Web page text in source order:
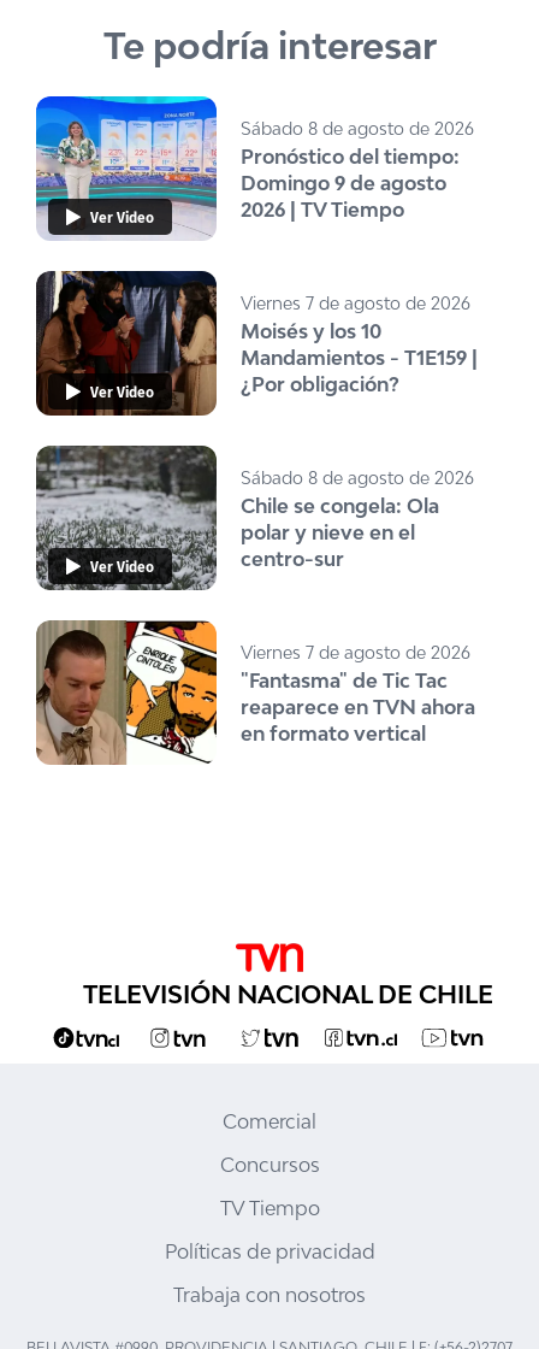
Te podría interesar
Ver Video
Sábado 8 de agosto de 2026
Pronóstico del tiempo:
Domingo 9 de agosto
2026 | TV Tiempo
Ver Video
Viernes 7 de agosto de 2026
Moisés y los 10
Mandamientos - T1E159 |
¿Por obligación?
Ver Video
Sábado 8 de agosto de 2026
Chile se congela: Ola
polar y nieve en el
centro-sur
Viernes 7 de agosto de 2026
"Fantasma" de Tic Tac
reaparece en TVN ahora
en formato vertical
TELEVISIÓN NACIONAL DE CHILE
Comercial
Concursos
TV Tiempo
Políticas de privacidad
Trabaja con nosotros